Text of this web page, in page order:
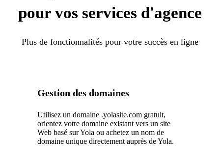
pour vos services d'agence
Plus de fonctionnalités pour votre succès en ligne
Gestion des domaines
Utilisez un domaine .yolasite.com gratuit,
orientez votre domaine existant vers un site
Web basé sur Yola ou achetez un nom de
domaine unique directement auprès de Yola.